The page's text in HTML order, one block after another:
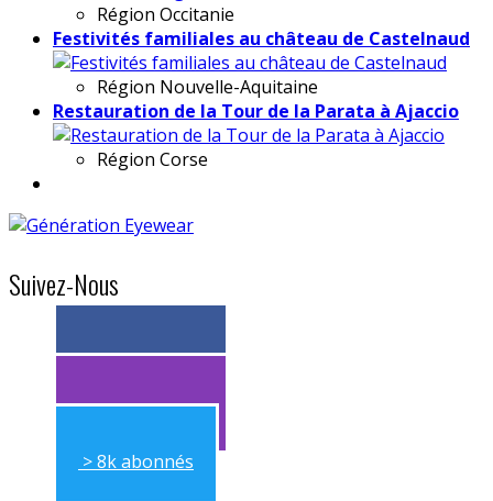
Région Occitanie
Festivités familiales au château de Castelnaud
Région Nouvelle-Aquitaine
Restauration de la Tour de la Parata à Ajaccio
Région Corse
Suivez-Nous
> 11k abonnés
> 11k abonnés
> 8k abonnés